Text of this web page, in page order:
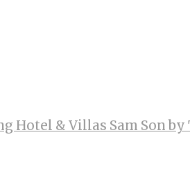
Hotel & Villas Sam Son